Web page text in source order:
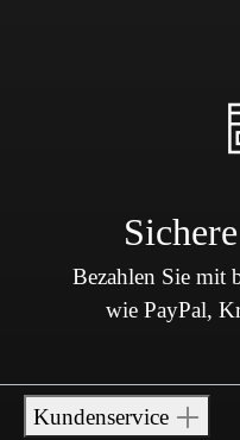
Bezahlen Sie mit
wie PayPal,
Kundenservice